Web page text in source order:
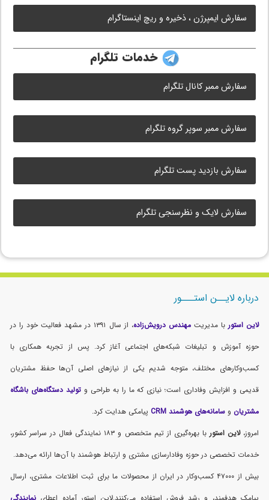
سفارش ایمپرژن ، ذخیره و ریچ اینستاگرام
خدمات تلگرام
سفارش ممبر کانال تلگرام
سفارش ممبر سوپر گروه تلگرام
سفارش بازدید پست تلگرام
سفارش لایک و نظرسنجی تلگرام